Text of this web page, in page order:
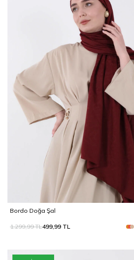
Bordo Doğa Şal
1.299,99TL499,99 TL